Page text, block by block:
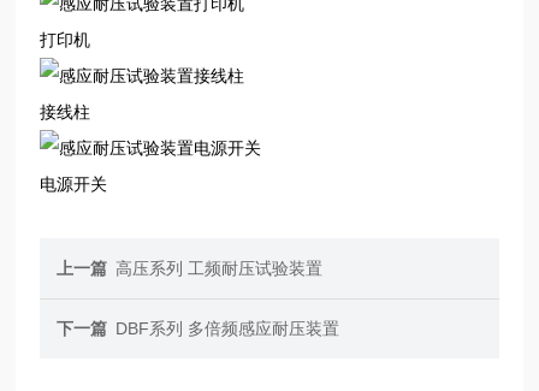
打印机
接线柱
电源开关
上一篇 高压系列 工频耐压试验装置
下一篇 DBF系列 多倍频感应耐压装置